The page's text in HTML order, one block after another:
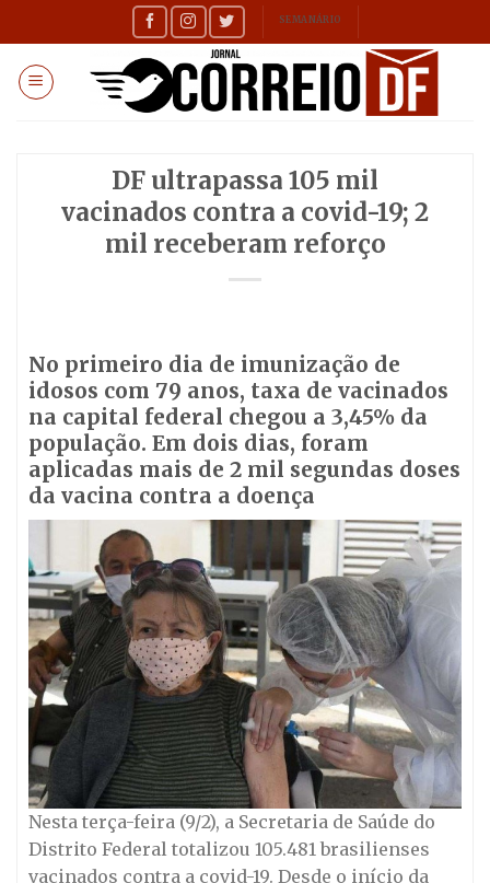
to
content
SEMANÁRIO
DF ultrapassa 105 mil
vacinados contra a covid-19; 2
mil receberam reforço
No primeiro dia de imunização de
idosos com 79 anos, taxa de vacinados
na capital federal chegou a 3,45% da
população. Em dois dias, foram
aplicadas mais de 2 mil segundas doses
da vacina contra a doença
Nesta terça-feira (9/2), a Secretaria de Saúde do
Distrito Federal totalizou 105.481 brasilienses
vacinados contra a covid-19. Desde o início da